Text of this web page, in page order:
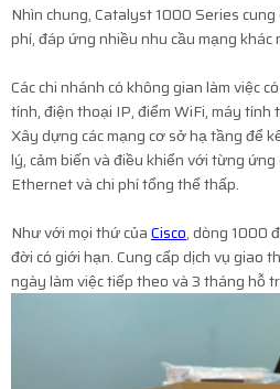
Nhìn chung, Catalyst 1000 Series
phí, đáp ứng nhiều nhu cầu mạng khác
Các chi nhánh có không gian làm việc
tính, điện thoại IP, điểm WiFi, máy tính
Xây dựng các mạng cơ sở hạ tầng để
lý, cảm biến và điều khiển với từng
Ethernet và chi phí tổng thể thấp.
Như với mọi thứ củaCisco, dòng 1000
đời có giới hạn. Cung cấp dịch vụ giao
ngày làm việc tiếp theo và 3 tháng hỗ